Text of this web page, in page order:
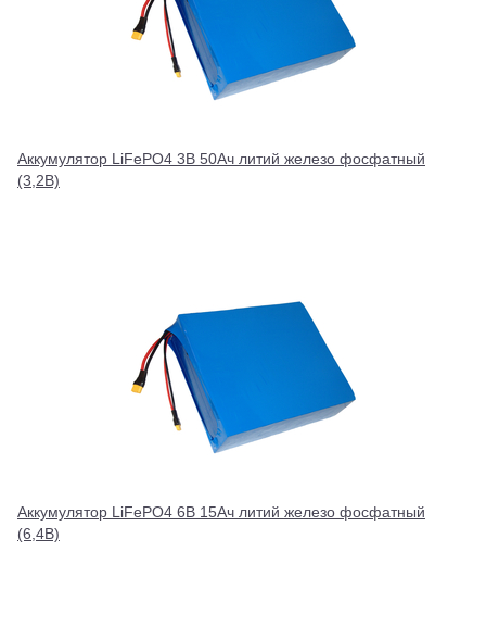
Аккумулятор LiFePO4 3В 50Ач литий железо фосфатный
(3,2В)
Аккумулятор LiFePO4 6В 15Ач литий железо фосфатный
(6,4В)